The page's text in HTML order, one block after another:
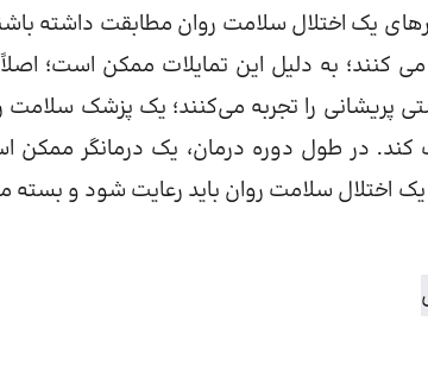
یک اختلال سلامت روان مطابقت داشته
کنند؛ به دلیل این تمایلات ممکن است؛
پریشانی را تجربه می‌کنند؛ یک پزشک سلامت
کند. در طول دوره درمان، یک درمانگر ممکن
اختلال سلامت روان باید رعایت شود و بسته